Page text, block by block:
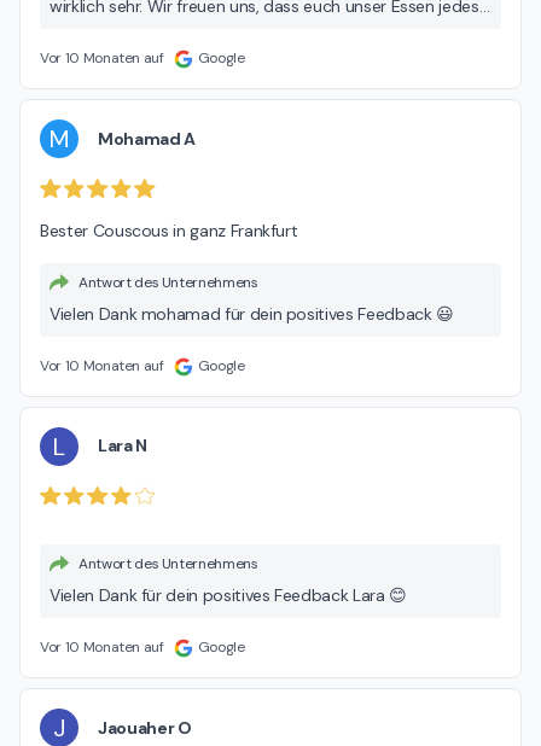
wirklich sehr. Wir freuen uns, dass euch unser Essen jedes
Frankfurt – wir freuen uns schon auf euren nächsten
Vor 10 Monaten auf Google
M Mohamad A
Bester Couscous in ganz Frankfurt
Antwort des Unternehmens
Vielen Dank mohamad für dein positives Feedback 😃
Vor 10 Monaten auf Google
L Lara N
Antwort des Unternehmens
Vielen Dank für dein positives Feedback Lara 😊
Vor 10 Monaten auf Google
J Jaouaher O